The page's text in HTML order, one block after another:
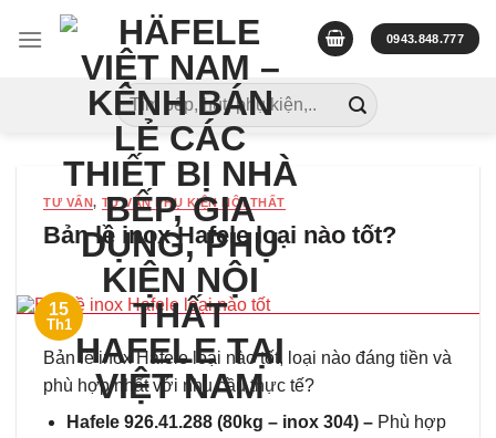
0943.848.777
Tìm
kiếm:
TƯ VẤN, TƯ VẤN PHỤ KIỆN NỘI THẤT
Bản lề inox Hafele loại nào tốt?
15
Th1
Bản lề inox Hafele loại nào tốt, loại nào đáng tiền và
phù hợp nhất với nhu cầu thực tế?
Hafele 926.41.288 (80kg – inox 304) –Phù hợp